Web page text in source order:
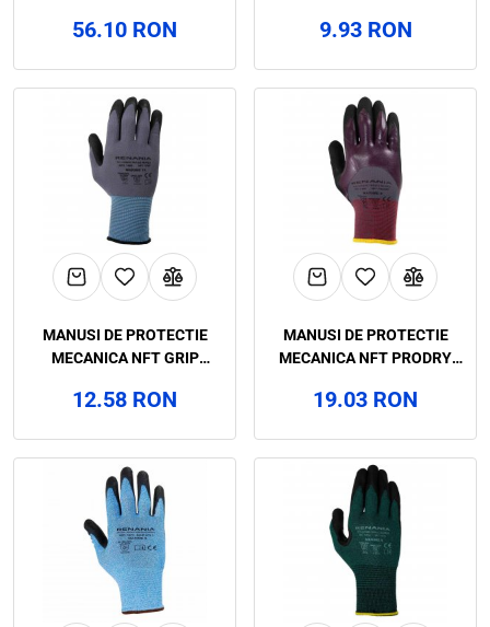
ART.1C42 (1060)
56.10 RON
RENANIA, ART.C965
9.93 RON
MANUSI DE PROTECTIE
MECANICA NFT GRIP
ART.C967 (1465)
12.58 RON
MANUSI DE PROTECTIE
MECANICA NFT PRODRY
ART.C968
19.03 RON